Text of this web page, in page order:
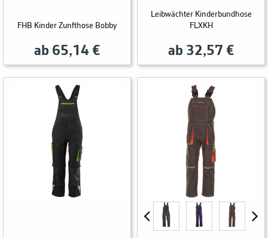
FHB Kinder Zunfthose Bobby
ab 65,14 €
Leibwächter Kinderbundhose
FLXKH
ab 32,57 €